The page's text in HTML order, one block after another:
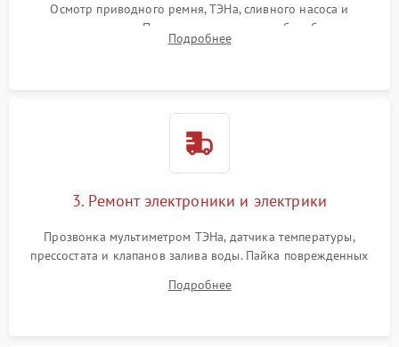
Осмотр приводного ремня, ТЭНа, сливного насоса и
амортизаторов. Проверка подшипников барабана и
крестовины на износ, а манжеты люка на разрывы.
Подробнее
3. Ремонт электроники и электрики
Прозвонка мультиметром ТЭНа, датчика температуры,
прессостата и клапанов залива воды. Пайка поврежденных
Восстановление целостности проводки и контактов.
Подробнее